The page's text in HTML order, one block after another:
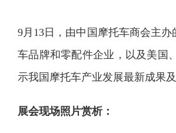
9月13日，由中国摩托车商会主
车品牌和零配件企业，以及美国
示我国摩托车产业发展最新成果
展会现场照片赏析：